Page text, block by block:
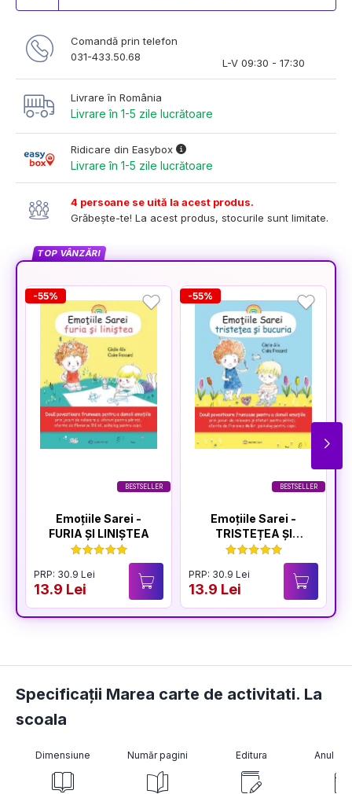
Comandă prin telefon
031-433.50.68
L-V 09:30 - 17:30
Livrare în România
Livrare în 1-5 zile lucrătoare
Ridicare din Easybox
Livrare în 1-5 zile lucrătoare
4 persoane se uită la acest produs.
Grăbește-te! La acest produs, stocurile sunt limitate.
TOP VÂNZĂRI
BESTSELLER
-55%
Emoțiile Sarei -
FURIA ȘI LINIȘTEA
PRP: 30.9 Lei
13.9 Lei
BESTSELLER
-55%
Emoțiile Sarei -
TRISTEȚEA ȘI
BUCURIA
PRP: 30.9 Lei
13.9 Lei
Specificații Marea carte de activitati. La
scoala
Dimensiune Număr pagini Editura Anul